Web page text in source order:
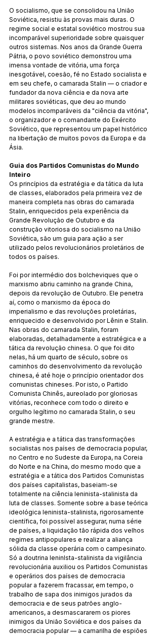
O socialismo, que se consolidou na União
Soviética, resistiu às provas mais duras. O
regime social e estatal soviético mostrou sua
incomparável superioridade sobre quaisquer
outros sistemas. Nos anos da Grande Guerra
Pátria, o povo soviético demonstrou uma
imensa vontade de vitória, uma força
inesgotável, coesão, fé no Estado socialista e
em seu chefe, o camarada Stalin — o criador e
fundador da nova ciência e da nova arte
militares soviéticas, que deu ao mundo
modelos incomparáveis da "ciência da vitória",
o organizador e o comandante do Exército
Soviético, que representou um papel histórico
na libertação de muitos povos da Europa e da
Ásia.
Guia dos Partidos Comunistas do Mundo
Inteiro
Os princípios da estratégia e da tática da luta
de classes, elaborados pela primeira vez de
maneira completa nas obras do camarada
Stalin, enriquecidos pela experiência da
Grande Revolução de Outubro e da
construção vitoriosa do socialismo na União
Soviética, são um guia para ação a ser
utilizado pelos revolucionários proletários de
todos os países.
Foi por intermédio dos bolcheviques que o
marxismo abriu caminho na grande China,
depois da revolução de Outubro. Ele penetra
aí, como o marxismo da época do
imperialismo e das revoluções proletárias,
enriquecido e desenvolvido por Lênin e Stalin.
Nas obras do camarada Stalin, foram
elaboradas, detalhadamente a estratégica e a
tática da revolução chinesa. O que foi dito
nelas, há um quarto de século, sobre os
caminhos do desenvolvimento da revolução
chinesa, é até hoje o princípio orientador dos
comunistas chineses. Por isto, o Partido
Comunista Chinês, aureolado por gloriosas
vitórias, reconhece com todo o direito e
orgulho legítimo no camarada Stalin, o seu
grande mestre.
A estratégia e a tática das transformações
socialistas nos países de democracia popular,
no Centro e no Sudeste da Europa, na Coreia
do Norte e na China, do mesmo modo que a
estratégia e a tática dos Partidos Comunistas
dos países capitalistas, baseiam-se
totalmente na ciência leninista-stalinista da
luta de classes. Somente sobre a base teórica
ideológica leninista-stalinista, rigorosamente
científica, foi possível assegurar, numa série
de países, a liquidação tão rápida dos velhos
regimes antipopulares e realizar a aliança
sólida da classe operária com o campesinato.
Só a doutrina leninlsta-stalinista da vigilância
revolucionária auxiliou os Partidos Comunistas
e operários dos países de democracia
popular a fazerem fracassar, em tempo, o
trabalho de sapa dos inimigos jurados da
democracia e de seus patrões anglo-
americanos, a desmascararem os piores
inimigos da União Soviética e dos países da
democracia popular — a camarilha de espiões